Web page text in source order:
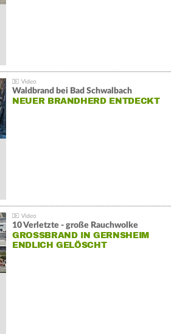
Waldbrand bei Bad Schwalbach
NEUER BRANDHERD ENTDECKT
10 Verletzte - große Rauchwolke
GROSSBRAND IN GERNSHEIM E
NDLICH GELÖSCHT